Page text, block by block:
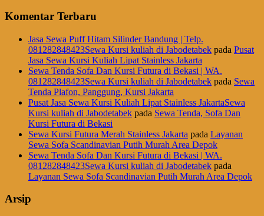
Komentar Terbaru
Jasa Sewa Puff Hitam Silinder Bandung | Telp.
081282848423Sewa Kursi kuliah di Jabodetabek pada Pusat
Jasa Sewa Kursi Kuliah Lipat Stainless Jakarta
Sewa Tenda Sofa Dan Kursi Futura di Bekasi | WA.
081282848423Sewa Kursi kuliah di Jabodetabek pada Sewa
Tenda Plafon, Panggung, Kursi Jakarta
Pusat Jasa Sewa Kursi Kuliah Lipat Stainless JakartaSewa
Kursi kuliah di Jabodetabek pada Sewa Tenda, Sofa Dan
Kursi Futura di Bekasi
Sewa Kursi Futura Merah Stainless Jakarta pada Layanan
Sewa Sofa Scandinavian Putih Murah Area Depok
Sewa Tenda Sofa Dan Kursi Futura di Bekasi | WA.
081282848423Sewa Kursi kuliah di Jabodetabek pada
Layanan Sewa Sofa Scandinavian Putih Murah Area Depok
Arsip